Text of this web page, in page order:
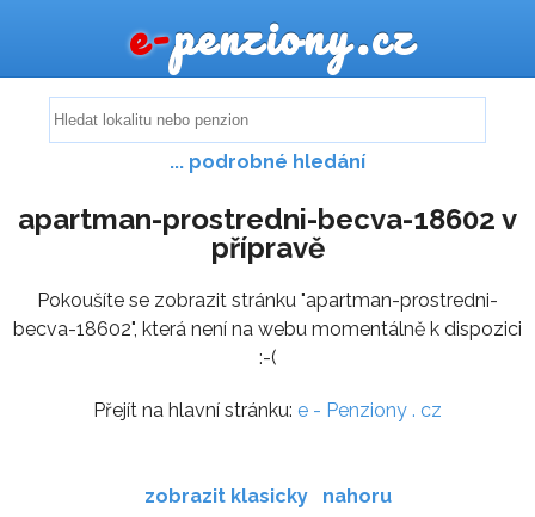
e-penziony.cz
... podrobné hledání
apartman-prostredni-becva-18602 v
přípravě
Pokoušíte se zobrazit stránku "apartman-prostredni-
becva-18602", která není na webu momentálně k dispozici
:-(
Přejít na hlavní stránku: e - Penziony . cz
zobrazit klasicky nahoru